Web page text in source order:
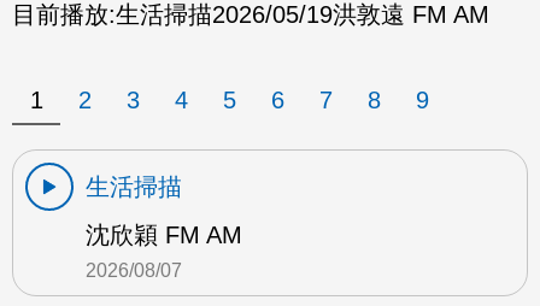
目前播放:生活掃描2026/05/19洪敦遠 FM AM
1 2 3 4 5 6 7 8 9
生活掃描
沈欣穎 FM AM
2026/08/07